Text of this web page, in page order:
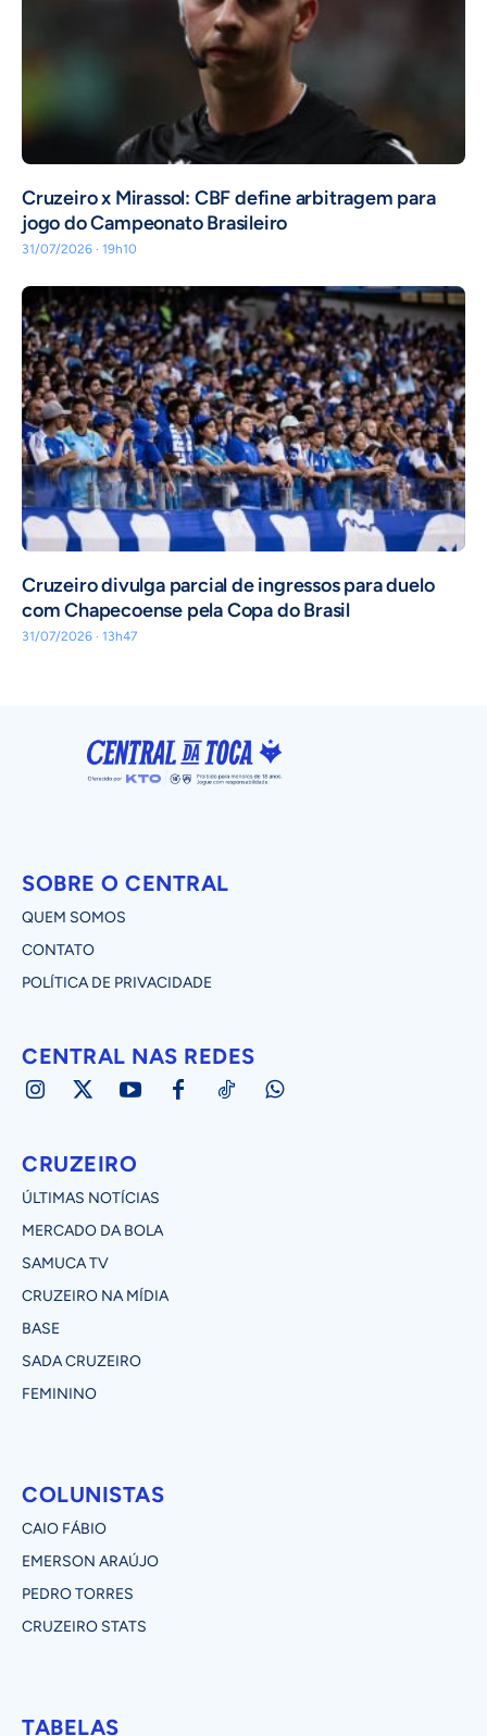
Cruzeiro x Mirassol: CBF define arbitragem para
jogo do Campeonato Brasileiro
31/07/2026 · 19h10
Cruzeiro divulga parcial de ingressos para duelo
com Chapecoense pela Copa do Brasil
31/07/2026 · 13h47
SOBRE O CENTRAL
QUEM SOMOS
CONTATO
POLÍTICA DE PRIVACIDADE
CENTRAL NAS REDES
CRUZEIRO
ÚLTIMAS NOTÍCIAS
MERCADO DA BOLA
SAMUCA TV
CRUZEIRO NA MÍDIA
BASE
SADA CRUZEIRO
FEMININO
COLUNISTAS
CAIO FÁBIO
EMERSON ARAÚJO
PEDRO TORRES
CRUZEIRO STATS
TABELAS